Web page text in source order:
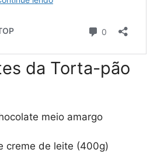
da Torta-pão
meio amargo
creme de leite (400g)